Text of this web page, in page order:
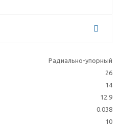
Радиально-упорный
26
14
12.9
0.038
10